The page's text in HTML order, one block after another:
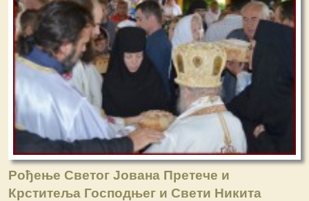
Рођење Светог Јована Претече и
Крститеља Господњег и Свети Никита